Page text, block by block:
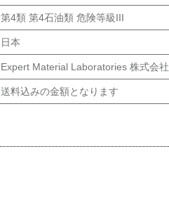
第4類 第4石油類 危険等級III
日本
Expert Material Laboratories 株式会社
送料込みの金額となります